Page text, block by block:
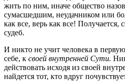
жить по ним, иначе общество
сумасшедшим, неудачником или
как все, верь как все! Получается,
судеб.
И никто не учит человека в
себе, к своей внутренней Сути.
действовать исходя из своей
найдется тот, кто вдруг